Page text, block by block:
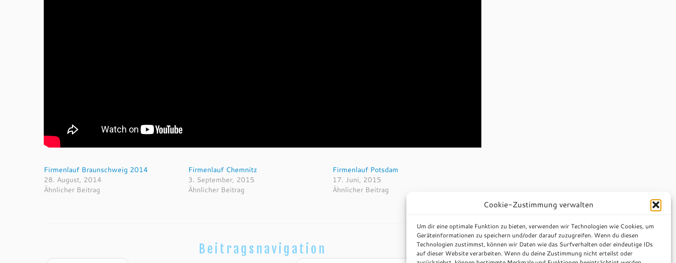
Cookie-Zustimmung verwalten
Um dir eine optimale Funktion zu bieten, verwenden wir Technologien wie Cookies, um
Geräteinformationen zu speichern und/oder darauf zuzugreifen. Wenn du diesen
Technologien zustimmst, können wir Daten wie das Surfverhalten oder eindeutige IDs
auf dieser Website verarbeiten. Wenn du deine Zustimmung nicht erteilst oder
Firmenlauf Braunschweig 2014
28. August, 2014
Ähnlicher Beitrag
Firmenlauf Chemnitz
3. September, 2015
Ähnlicher Beitrag
Firmenlauf Potsdam
17. Juni, 2015
Ähnlicher Beitrag
Beitragsnavigation